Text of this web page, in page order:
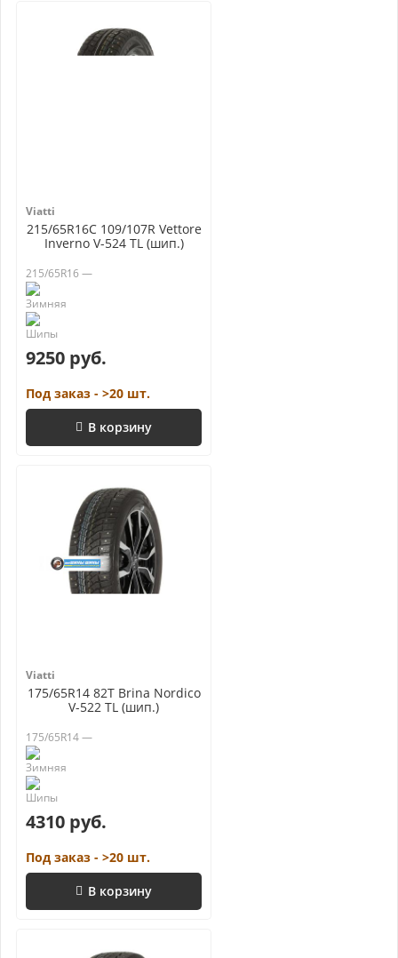
Viatti
215/65R16C 109/107R Vettore
Inverno V-524 TL (шип.)
215/65R16 —
9250 руб.
Под заказ - >20 шт.
В корзину
Viatti
175/65R14 82T Brina Nordico
V-522 TL (шип.)
175/65R14 —
4310 руб.
Под заказ - >20 шт.
В корзину